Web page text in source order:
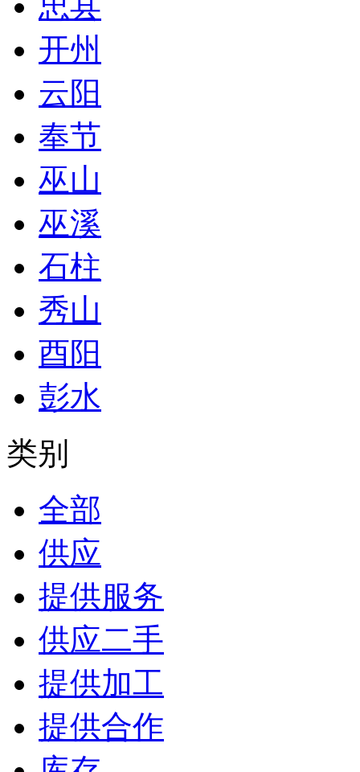
开州
云阳
奉节
巫山
巫溪
石柱
秀山
酉阳
彭水
类别
全部
供应
提供服务
供应二手
提供加工
提供合作